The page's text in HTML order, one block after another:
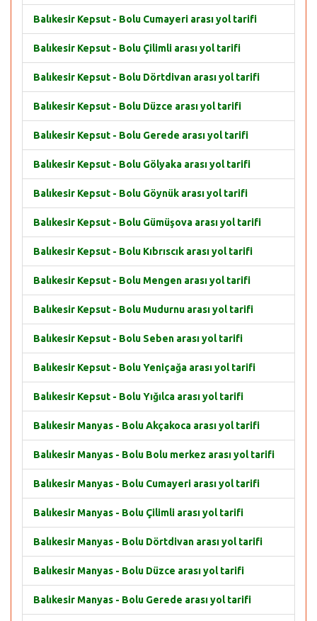
Balıkesir Kepsut - Bolu Cumayeri arası yol tarifi
Balıkesir Kepsut - Bolu Çilimli arası yol tarifi
Balıkesir Kepsut - Bolu Dörtdivan arası yol tarifi
Balıkesir Kepsut - Bolu Düzce arası yol tarifi
Balıkesir Kepsut - Bolu Gerede arası yol tarifi
Balıkesir Kepsut - Bolu Gölyaka arası yol tarifi
Balıkesir Kepsut - Bolu Göynük arası yol tarifi
Balıkesir Kepsut - Bolu Gümüşova arası yol tarifi
Balıkesir Kepsut - Bolu Kıbrıscık arası yol tarifi
Balıkesir Kepsut - Bolu Mengen arası yol tarifi
Balıkesir Kepsut - Bolu Mudurnu arası yol tarifi
Balıkesir Kepsut - Bolu Seben arası yol tarifi
Balıkesir Kepsut - Bolu Yeniçağa arası yol tarifi
Balıkesir Kepsut - Bolu Yığılca arası yol tarifi
Balıkesir Manyas - Bolu Akçakoca arası yol tarifi
Balıkesir Manyas - Bolu Bolu merkez arası yol tarifi
Balıkesir Manyas - Bolu Cumayeri arası yol tarifi
Balıkesir Manyas - Bolu Çilimli arası yol tarifi
Balıkesir Manyas - Bolu Dörtdivan arası yol tarifi
Balıkesir Manyas - Bolu Düzce arası yol tarifi
Balıkesir Manyas - Bolu Gerede arası yol tarifi